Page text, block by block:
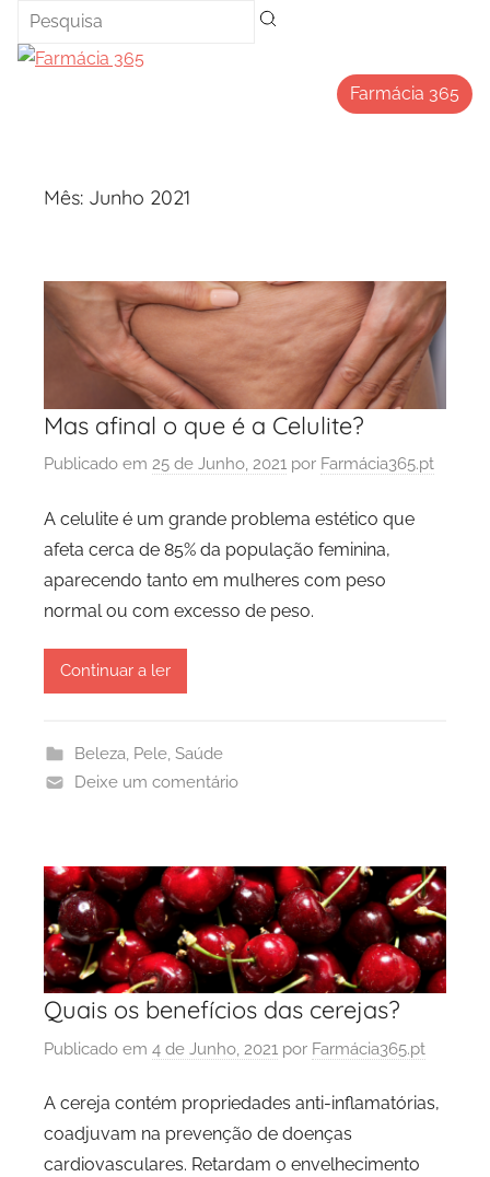
Saltar
para
Farmácia 365
Mês: Junho 2021
Mas afinal o que é a Celulite?
Publicado em 25 de Junho, 2021 por Farmácia365.pt
A celulite é um grande problema estético que
afeta cerca de 85% da população feminina,
aparecendo tanto em mulheres com peso
normal ou com excesso de peso.
Continuar a ler
Beleza Pele, Saúde
Deixe um comentário
Quais os benefícios das cerejas?
Publicado em 4 de Junho, 2021 por Farmácia365.pt
A cereja contém propriedades anti-inflamatórias,
coadjuvam na prevenção de doenças
cardiovasculares. Retardam o envelhecimento